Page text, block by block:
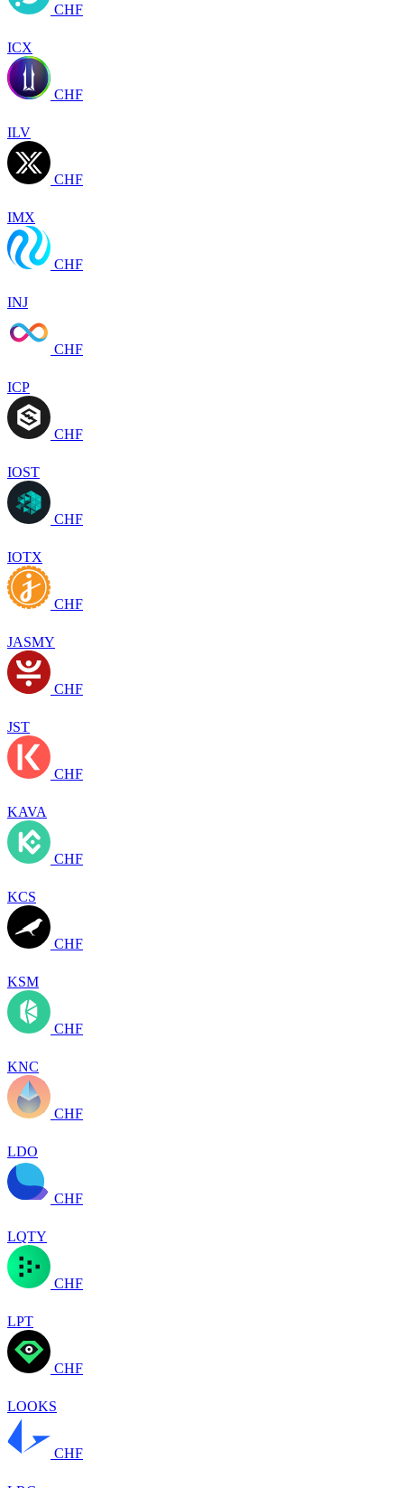
CHF
ICX
CHF
ILV
CHF
IMX
CHF
INJ
CHF
ICP
CHF
IOST
CHF
IOTX
CHF
JASMY
CHF
JST
CHF
KAVA
CHF
KCS
CHF
KSM
CHF
KNC
CHF
LDO
CHF
LQTY
CHF
LPT
CHF
LOOKS
CHF